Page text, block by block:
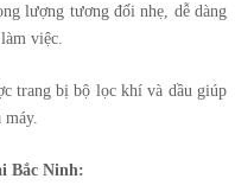
lượng tương đối nhẹ, dễ dàng
việc.
trang bị bộ lọc khí và dầu giúp
máy.
Bắc Ninh: